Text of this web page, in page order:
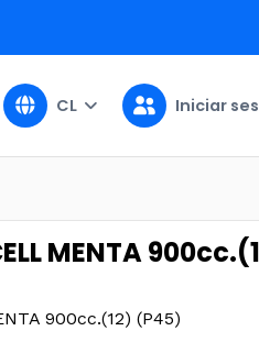
CL Iniciar
MENTA
900cc.(12) (P45)